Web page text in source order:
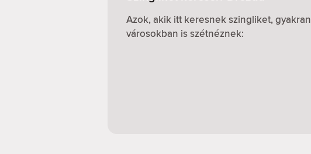
Azok, akik itt keresnek szingliket,
városokban is szétnéznek: